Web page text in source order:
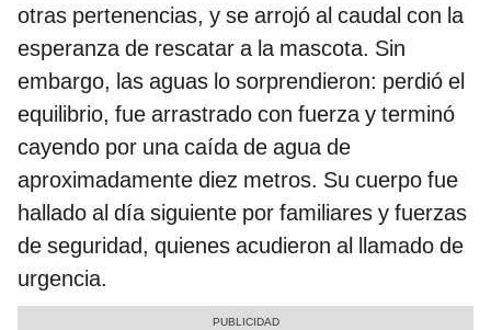
otras pertenencias, y se arrojó al caudal con la
esperanza de rescatar a la mascota. Sin
embargo, las aguas lo sorprendieron: perdió el
equilibrio, fue arrastrado con fuerza y terminó
cayendo por una caída de agua de
aproximadamente diez metros. Su cuerpo fue
hallado al día siguiente por familiares y fuerzas
de seguridad, quienes acudieron al llamado de
urgencia.